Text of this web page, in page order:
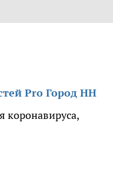
Pro Город НН
коронавируса,